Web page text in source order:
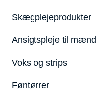
Skægplejeprodukter
Ansigtspleje til mænd
Voks og strips
Føntørrer